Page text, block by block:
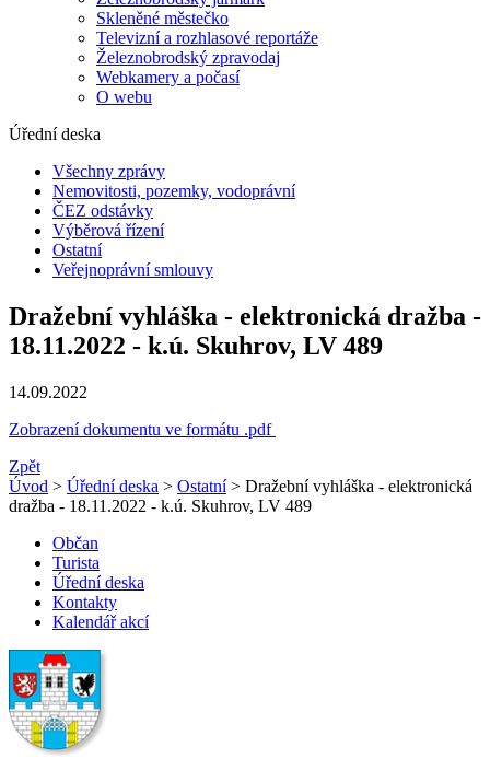
Skleněné městečko
Televizní a rozhlasové reportáže
Železnobrodský zpravodaj
Webkamery a počasí
O webu
Úřední deska
Všechny zprávy
Nemovitosti, pozemky, vodoprávní
ČEZ odstávky
Výběrová řízení
Ostatní
Veřejnoprávní smlouvy
Dražební vyhláška - elektronická dražba -
18.11.2022 - k.ú. Skuhrov, LV 489
14.09.2022
Zobrazení dokumentu ve formátu .pdf
Zpět
Úvod > Úřední deska > Ostatní> Dražební vyhláška - elektronická
dražba - 18.11.2022 - k.ú. Skuhrov, LV 489
Občan
Turista
Úřední deska
Kontakty
Kalendář akcí